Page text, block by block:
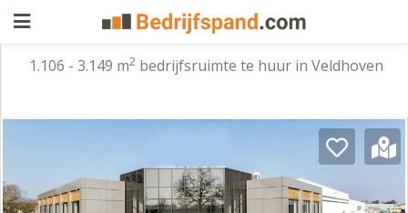
zoeken
Waarom
1.106 - 3.149 m2bedrijfsruimte te huur in Veldhoven